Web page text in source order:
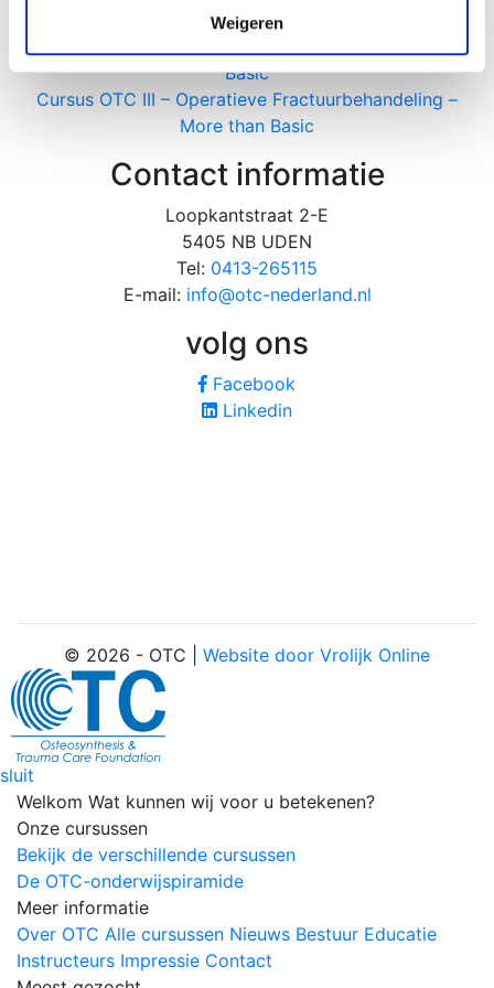
Weigeren
Contact informatie
Loopkantstraat 2-E
5405 NB UDEN
Tel: 0413-265115
E-mail: info@otc-nederland.nl
Cursus OTC I - Gesloten Fractuurbehandeling
Basic
Cursus OTC III – Operatieve Fractuurbehandeling –
More than Basic
volg ons
Facebook
Linkedin
© 2026 - OTC | Website door Vrolijk Online
sluit
Welkom Wat kunnen wij voor u betekenen?
Onze cursussen
Bekijk de verschillende cursussen
De OTC-onderwijspiramide
Meer informatie
Over OTC Alle cursussen Nieuws Bestuur Educatie
Instructeurs Impressie Contact